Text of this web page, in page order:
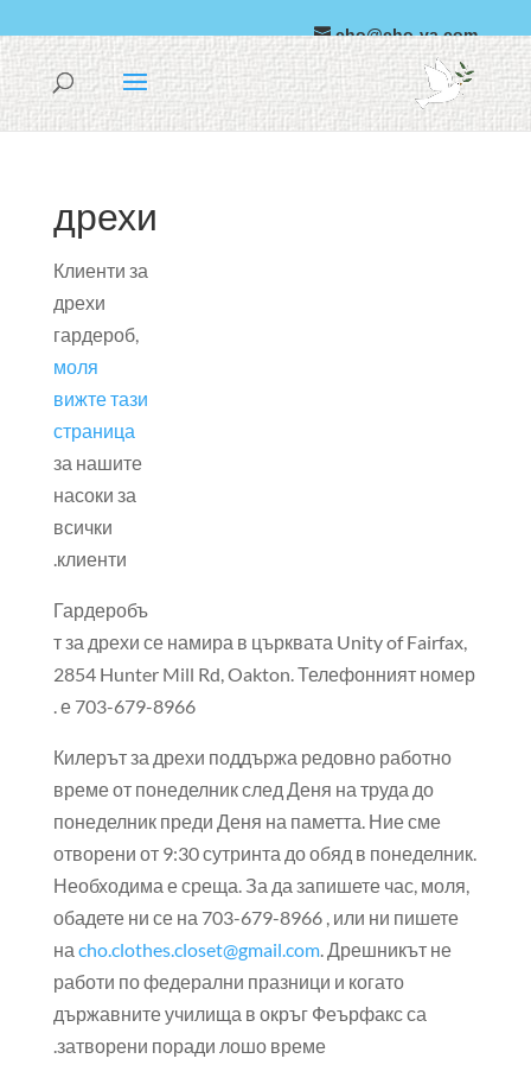
cho@cho-va.com
арабски
Español
дрехи
Клиенти за
дрехи
гардероб,
моля
вижте тази
страница
за нашите
насоки за
всички
клиенти.
Гардеробъ
т за дрехи се намира в църквата Unity of Fairfax,
2854 Hunter Mill Rd, Oakton. Телефонният номер
е 703-679-8966 .
Килерът за дрехи поддържа редовно работно
време от понеделник след Деня на труда до
понеделник преди Деня на паметта. Ние сме
отворени от 9:30 сутринта до обяд в понеделник.
Необходима е среща. За да запишете час, моля,
обадете ни се на 703-679-8966 , или ни пишете
на cho.clothes.closet@gmail.com. Дрешникът не
работи по федерални празници и когато
държавните училища в окръг Феърфакс са
затворени поради лошо време.